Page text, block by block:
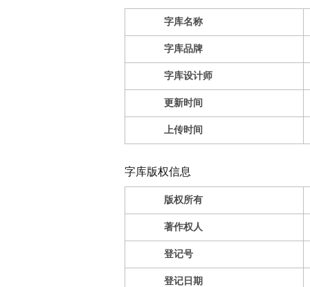
字库名称
字库品牌
字库设计师
更新时间
上传时间
字库版权信息
版权所有
著作权人
登记号
登记日期